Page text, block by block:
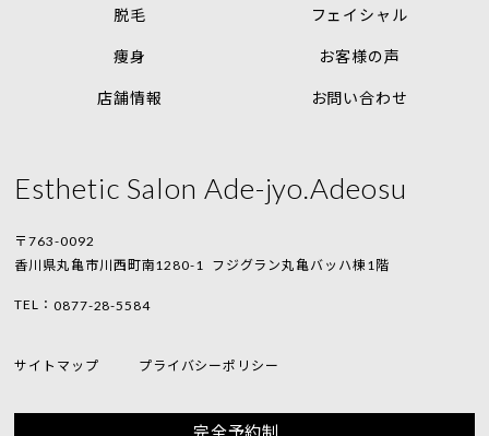
脱毛 フェイシャル
痩身 お客様の声
店舗情報 お問い合わせ
Esthetic Salon Ade-jyo.Adeosu
〒763-0092
香川県丸亀市川西町南1280-1 フジグラン丸亀バッハ棟1階
TEL：0877-28-5584
サイトマップ プライバシーポリシー
完全予約制